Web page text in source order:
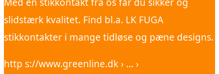
slidstærk kvalitet. Find bl.a. LK FUGA
stikkontakter i mange tidløse og pæne designs.
http s://www.greenline.dk › … ›